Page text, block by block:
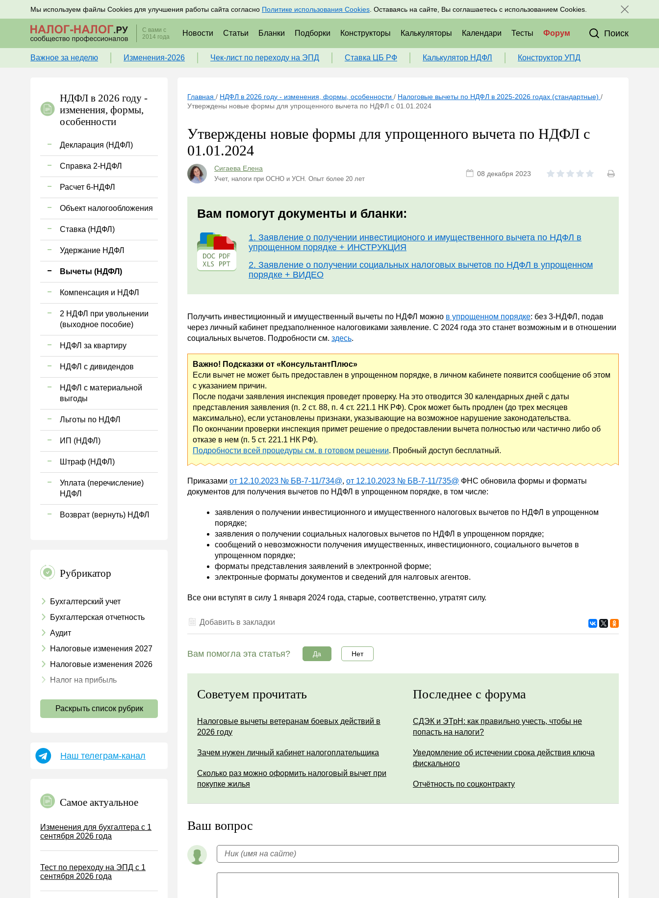
Мы используем файлы Cookies для улучшения работы сайта согласно Политике использования Cookies . Оставаясь на сайте, Вы соглашаетесь с использованием Cookies.
Подписывайтесь на новости по налогам, учету и кадрам Подписаться Присоединяйтесь к нам в соц. сетях:
С вами с
2014 года
Новости Статьи Бланки Подборки Конструкторы Калькуляторы Календари Тесты Форум Поиск
Важное за неделю Изменения-2026 Чек-лист по переходу на ЭПД Ставка ЦБ РФ Калькулятор НДФЛ Конструктор УПД
НДФЛ в 2026 году -
изменения, формы,
особенности
Декларация (НДФЛ)
Справка 2-НДФЛ
Расчет 6-НДФЛ
Объект налогообложения
Ставка (НДФЛ)
Удержание НДФЛ
Вычеты (НДФЛ)
Компенсация и НДФЛ
2 НДФЛ при увольнении
(выходное пособие)
НДФЛ за квартиру
НДФЛ с дивидендов
НДФЛ с материальной
выгоды
Льготы по НДФЛ
ИП (НДФЛ)
Штраф (НДФЛ)
Уплата (перечисление)
НДФЛ
Возврат (вернуть) НДФЛ
Рубрикатор
Бухгалтерский учет
Бухгалтерская отчетность
Аудит
Налоговые изменения 2027
Налоговые изменения 2026
Налог на прибыль
Страховые взносы 2026
УСН
Земельный налог
Налог на рекламу
Торговый сбор
Туристический налог
Раскрыть список рубрик
Наш телеграм-канал
Самое актуальное
Изменения для бухгалтера с 1
сентября 2026 года
Тест по переходу на ЭПД с 1
сентября 2026 года
Главная / НДФЛ в 2026 году - изменения, формы, особенности / Налоговые вычеты по НДФЛ в 2025-2026 годах (стандартные) /
Утверждены новые формы для упрощенного вычета по НДФЛ с 01.01.2024
Утверждены новые формы для упрощенного вычета по НДФЛ с
01.01.2024
Сигаева Елена
Учет, налоги при ОСНО и УСН. Опыт более 20 лет
08 декабря 2023
Вам помогут документы и бланки:
1. Заявление о получении инвестиционого и имущественного вычета по НДФЛ в
упрощенном порядке + ИНСТРУКЦИЯ
2. Заявление о получении социальных налоговых вычетов по НДФЛ в упрощенном
порядке + ВИДЕО
Получить инвестиционный и имущественный вычеты по НДФЛ можно в упрощенном порядке: без 3-НДФЛ, подав
через личный кабинет предзаполненное налоговиками заявление. С 2024 года это станет возможным и в отношении
социальных вычетов. Подробности см. здесь.
Важно! Подсказки от «КонсультантПлюс»
Если вычет не может быть предоставлен в упрощенном порядке, в личном кабинете появится сообщение об этом
с указанием причин.
После подачи заявления инспекция проведет проверку. На это отводится 30 календарных дней с даты
представления заявления (п. 2 ст. 88, п. 4 ст. 221.1 НК РФ). Срок может быть продлен (до трех месяцев
максимально), если установлены признаки, указывающие на возможное нарушение законодательства.
По окончании проверки инспекция примет решение о предоставлении вычета полностью или частично либо об
отказе в нем (п. 5 ст. 221.1 НК РФ).
Подробности всей процедуры см. в готовом решении. Пробный доступ бесплатный.
Приказами от 12.10.2023 № БВ-7-11/734@, от 12.10.2023 № БВ-7-11/735@ ФНС обновила формы и форматы
документов для получения вычетов по НДФЛ в упрощенном порядке, в том числе:
заявления о получении инвестиционного и имущественного налоговых вычетов по НДФЛ в упрощенном
порядке;
заявления о получении социальных налоговых вычетов по НДФЛ в упрощенном порядке;
сообщений о невозможности получения имущественных, инвестиционного, социального вычетов в
упрощенном порядке;
форматы представления заявлений в электронной форме;
электронные форматы документов и сведений для налговых агентов.
Все они вступят в силу 1 января 2024 года, старые, соответственно, утратят силу.
Добавить в закладки
Вам помогла эта статья? Да Нет
Советуем прочитать
Налоговые вычеты ветеранам боевых действий в
2026 году
Зачем нужен личный кабинет налогоплательщика
Сколько раз можно оформить налоговый вычет при
покупке жилья
Последнее с форума
СДЭК и ЭТрН: как правильно учесть, чтобы не
попасть на налоги?
Уведомление об истечении срока действия ключа
фискального
Отчётность по соцконтракту
Ваш вопрос